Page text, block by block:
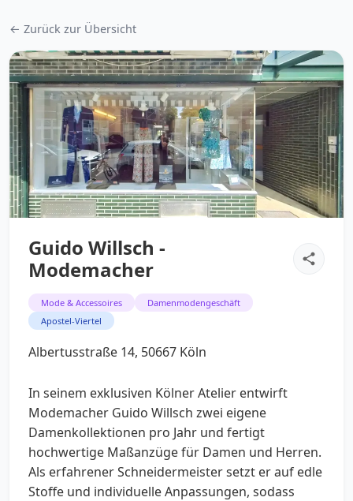
← Zurück zur Übersicht
Guido Willsch -
Modemacher
Mode & Accessoires
Damenmodengeschäft
Apostel-Viertel
Albertusstraße 14, 50667 Köln
In seinem exklusiven Kölner Atelier entwirft
Modemacher Guido Willsch zwei eigene
Damenkollektionen pro Jahr und fertigt
hochwertige Maßanzüge für Damen und Herren.
Als erfahrener Schneidermeister setzt er auf edle
Stoffe und individuelle Anpassungen, sodass